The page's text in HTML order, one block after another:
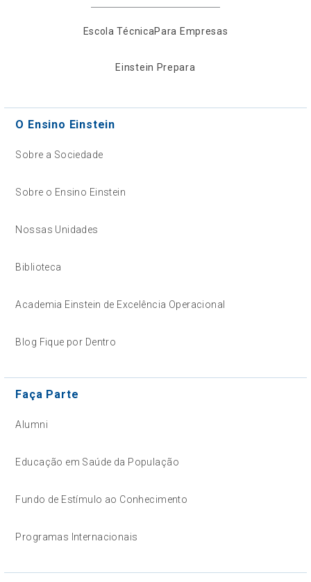
Escola TécnicaPara Empresas
Einstein Prepara
O Ensino Einstein
Sobre a Sociedade
Sobre o Ensino Einstein
Nossas Unidades
Biblioteca
Academia Einstein de Excelência Operacional
Blog Fique por Dentro
Faça Parte
Alumni
Educação em Saúde da População
Fundo de Estímulo ao Conhecimento
Programas Internacionais